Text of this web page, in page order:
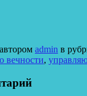
admin в
вечности,